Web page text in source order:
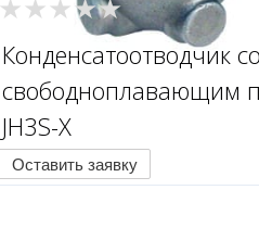
Конденсатоотводчик со
свободноплавающим
JH3S-X
Оставить заявку